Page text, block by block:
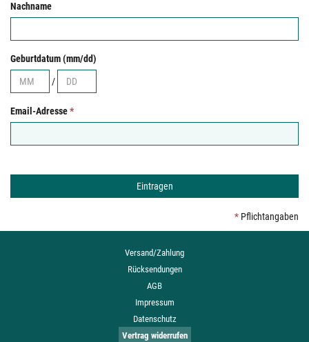
Nachname
Geburtdatum (mm/dd)
/
Email-Adresse*
* Pflichtangaben
Versand/Zahlung
Rücksendungen
AGB
Impressum
Datenschutz
Vertrag widerrufen